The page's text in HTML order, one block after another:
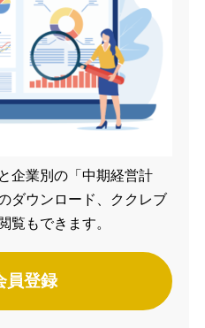
企業別の「中期経営計
ダウンロード、ククレブ
覧もできます。
員登録